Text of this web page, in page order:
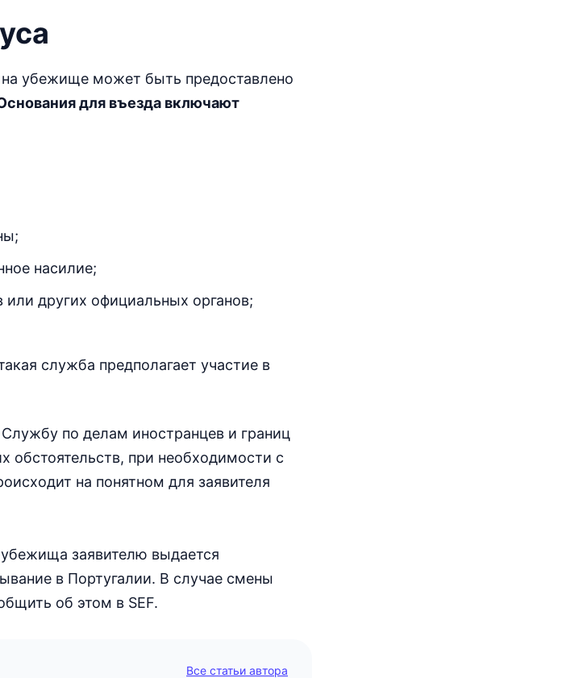
на убежище может быть предоставлено
для въезда включают
насилие;
других официальных органов;
служба предполагает участие в
по делам иностранцев и границ
обстоятельств, при необходимости с
на понятном для заявителя
заявителю выдается
в Португалии. В случае смены
об этом в SEF.
Все статьи автора